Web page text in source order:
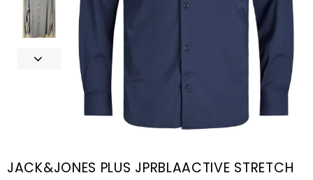
JACK&JONES PLUS JPRBLAACTIVE STRETCH